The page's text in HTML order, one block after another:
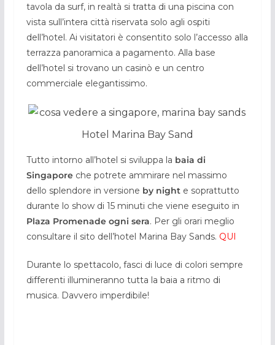
tavola da surf, in realtà si tratta di una piscina con
vista sull’intera città riservata solo agli ospiti
dell’hotel. Ai visitatori è consentito solo l’accesso alla
terrazza panoramica a pagamento. Alla base
dell’hotel si trovano un casinò e un centro
commerciale elegantissimo.
Hotel Marina Bay Sand
Tutto intorno all’hotel si sviluppa la baia di
Singaporeche potrete ammirare nel massimo
dello splendore in versione by nighte soprattutto
durante lo show di 15 minuti che viene eseguito in
Plaza Promenade ogni sera. Per gli orari meglio
consultare il sito dell’hotel Marina Bay Sands. QUI
Durante lo spettacolo, fasci di luce di colori sempre
differenti illumineranno tutta la baia a ritmo di
musica. Davvero imperdibile!